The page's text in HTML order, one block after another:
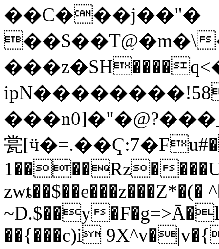
��C���j��"�
瓽
1����Rz�
zwȶ��$��e���z���Z*�(�
~D.$��y
��{���c)i